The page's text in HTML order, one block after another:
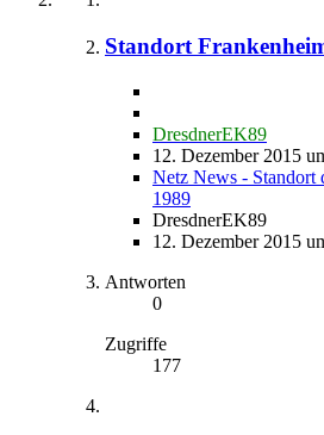
Standort
DresdnerEK89
12. Dezember 2015
Netz News -
1989
DresdnerEK89
12. Dezember 2015
Antworten
0
Zugriffe
177